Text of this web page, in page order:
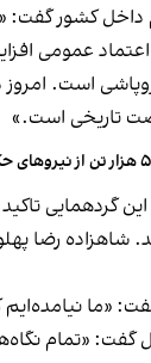
کشور گفت:
اعتماد عمومی
است.
تاریخی است.»
این گردهمایی
شاهزاده
«ما
عمل گفت: